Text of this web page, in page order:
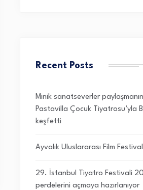
Recent Posts
Minik sanatseverler
Pastavilla Çocuk Tiyatrosu’yla
keşfetti
Ayvalık Uluslararası Film
29. İstanbul Tiyatro Festivali 20
perdelerini açmaya hazırlanıyor